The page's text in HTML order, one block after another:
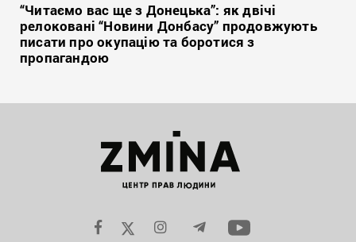
“Читаємо вас ще з Донецька”: як двічі
релоковані “Новини Донбасу” продовжують
писати про окупацію та боротися з
пропагандою